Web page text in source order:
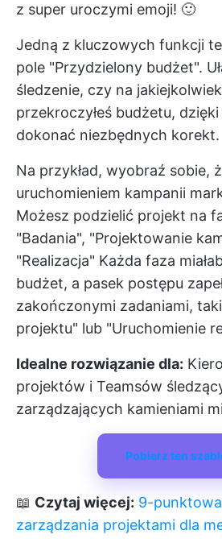
z super uroczymi emoji! 🙂
Jedną z kluczowych funkcji
pole "Przydzielony budżet".
śledzenie, czy na
przekroczyłeś budżetu,
dokonać niezbędnych korekt.
Na przykład, wyobraź sobie,
uruchomieniem kampanii
Możesz podzielić projekt na
"Badania", "Projektowanie
"Realizacja" Każda faza
budżet, a pasek postępu
zakończonymi zadaniami,
projektu" lub "Uruchomienie
Idealne rozwiązanie dla:
projektów i Teamsów
zarządzających kamieniami
Pobierz ten
📖 Czytaj więcej: 9-
zarządzania projektami dla